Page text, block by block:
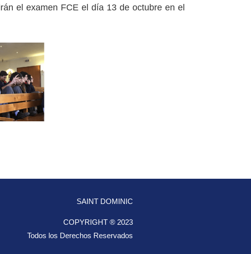
el examen FCE el día 13 de octubre en el
SAINT DOMINIC
COPYRIGHT ® 2023
Todos los Derechos Reservados